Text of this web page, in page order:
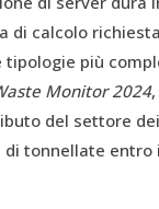
di calcolo
più
Monitor 2024
del settore
tonnellate entro